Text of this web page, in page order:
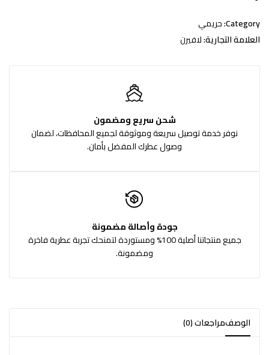
Category: حريمي
العلامة التجارية:لافيرن
شحن سريع ومضمون
نوفر خدمة توصيل سريعة وموثوقة لجميع المحافظات، لضمان
وصول عطرك المفضل بأمان.
جودة وأصالة مضمونة
جميع منتجاتنا أصلية 100% ومستوردة لتمنحك تجربة عطرية فاخرة
ومضمونة.
الوصفمراجعات (0)